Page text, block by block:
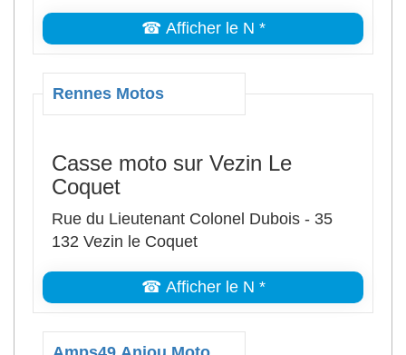
☎ Afficher le N *
Rennes Motos
Casse moto sur Vezin Le
Coquet
Rue du Lieutenant Colonel Dubois - 35
132 Vezin le Coquet
☎ Afficher le N *